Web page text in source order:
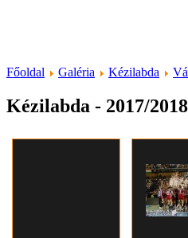
Főoldal Galéria Kézilabda
Kézilabda - 2017/2018